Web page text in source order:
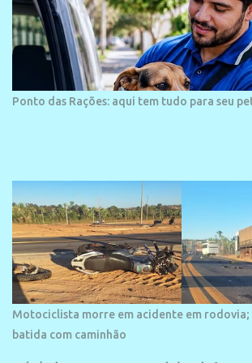
Ponto das Rações: aqui tem tudo para seu
Motociclista morre em acidente em rodovia;
batida com caminhão